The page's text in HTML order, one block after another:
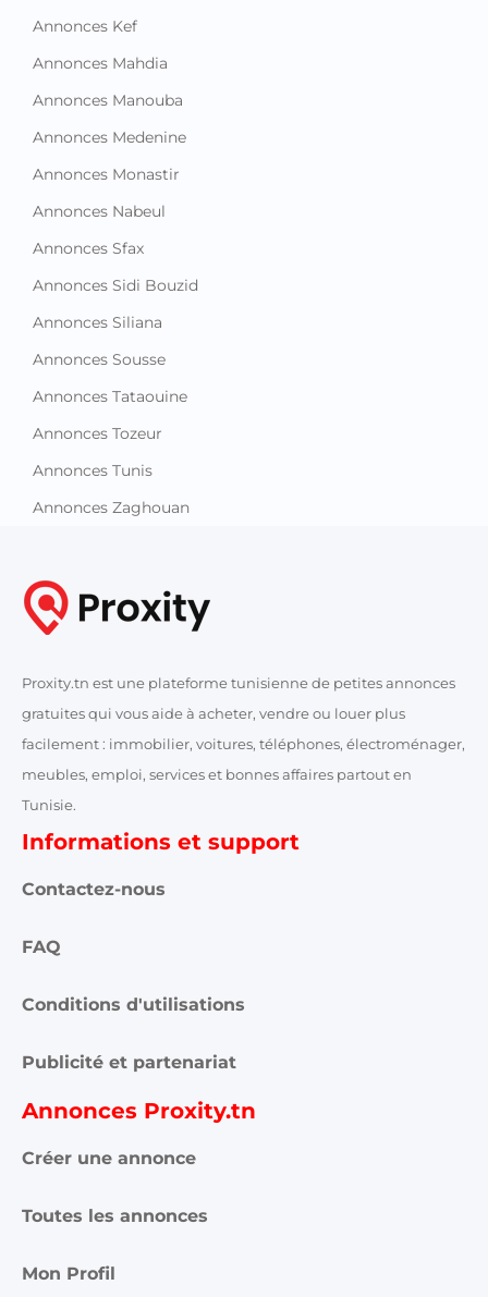
Annonces Kef
Annonces Mahdia
Annonces Manouba
Annonces Medenine
Annonces Monastir
Annonces Nabeul
Annonces Sfax
Annonces Sidi Bouzid
Annonces Siliana
Annonces Sousse
Annonces Tataouine
Annonces Tozeur
Annonces Tunis
Annonces Zaghouan
Proxity.tn est une plateforme tunisienne de petites annonces
gratuites qui vous aide à acheter, vendre ou louer plus
facilement : immobilier, voitures, téléphones, électroménager,
meubles, emploi, services et bonnes affaires partout en
Tunisie.
Informations et support
Contactez-nous
FAQ
Conditions d'utilisations
Publicité et partenariat
Annonces Proxity.tn
Créer une annonce
Toutes les annonces
Mon Profil